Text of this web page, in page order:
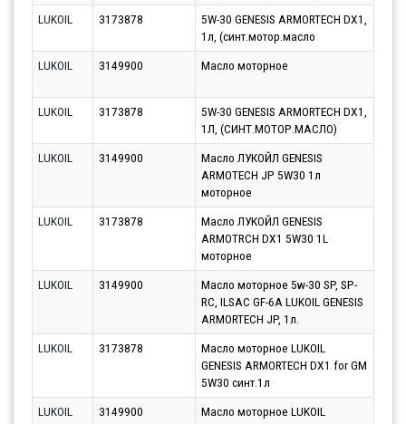
LUKOIL
3173878
5W-30 GENESIS ARMORTECH DX1,
1л, (синт.мотор.масло
LUKOIL
3149900 Масло моторное
LUKOIL
3173878
5W-30 GENESIS ARMORTECH DX1,
1Л, (СИНТ.МОТОР.МАСЛО)
LUKOIL
3149900
Масло ЛУКОЙЛ GENESIS
ARMOTECH JP 5W30 1л
моторное
LUKOIL 3173878
Масло ЛУКОЙЛ GENESIS
ARMOTRCH DX1 5W30 1L
моторное
LUKOIL 3149900
Масло моторное 5w-30 SP, SP-
RC, ILSAC GF-6A LUKOIL GENESIS
ARMORTECH JP, 1л.
LUKOIL 3173878
Масло моторное LUKOIL
GENESIS ARMORTECH DX1 for GM
5W30 синт.1л
LUKOIL 3149900
Масло моторное LUKOIL